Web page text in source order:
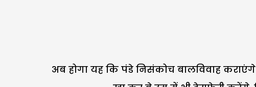
अब होगा यह कि पंडे निसंकोच बालविवाह